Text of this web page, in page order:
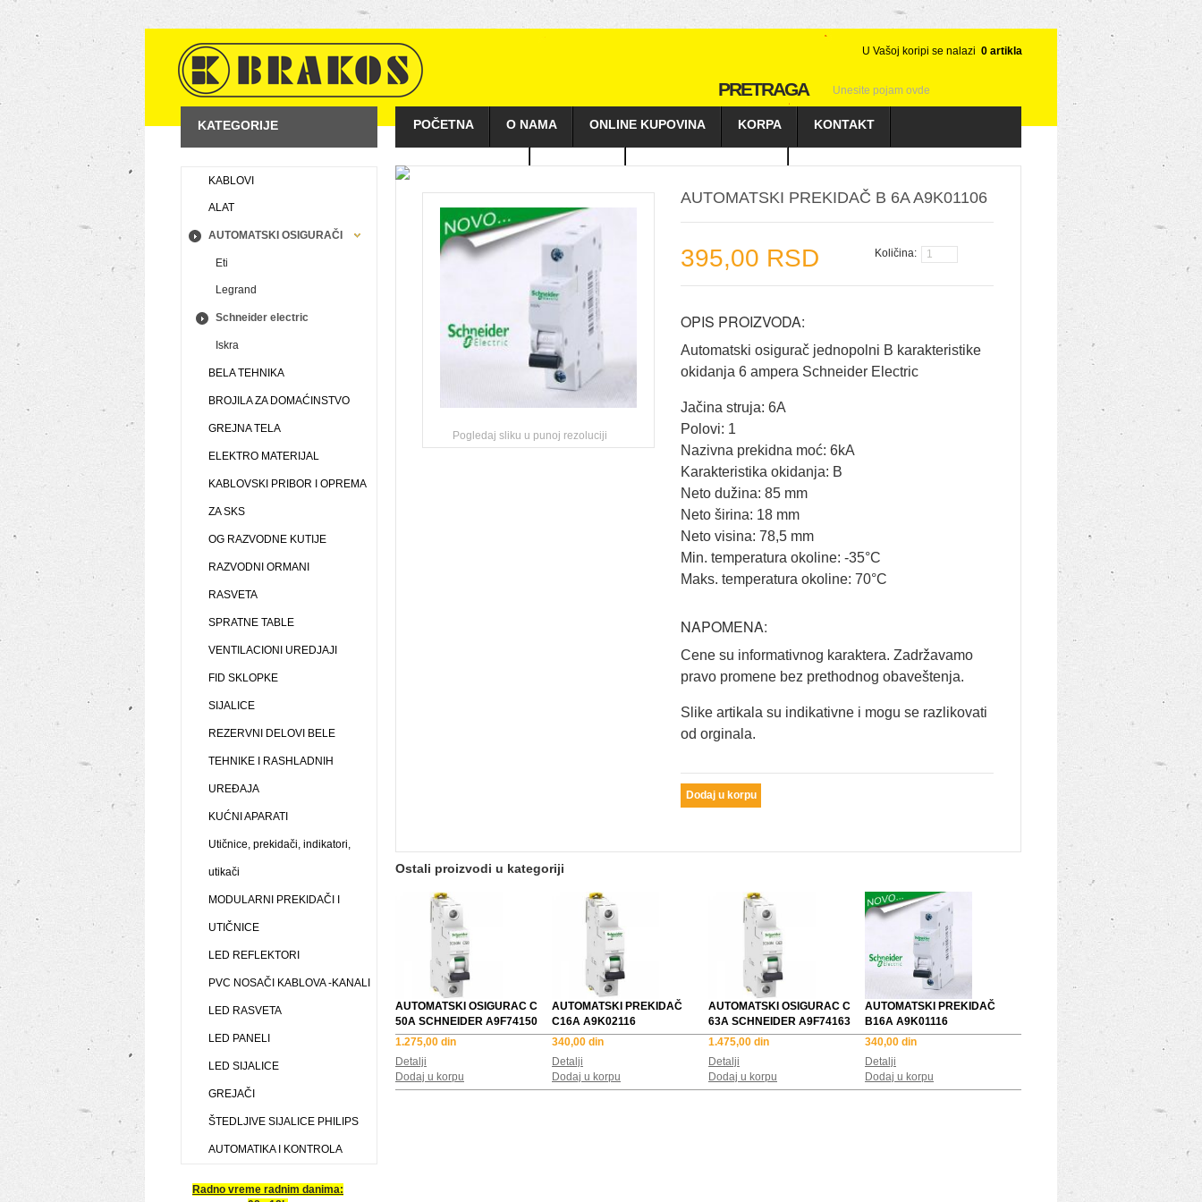
U Vašoj koripi se nalazi 0 artikla
PRETRAGA
POČETNA O NAMA ONLINE KUPOVINA KORPA KONTAKT
KAKO KUPOVATI GALERIJA POSLOVNI PARTNERI
KATEGORIJE
KABLOVI
ALAT
AUTOMATSKI OSIGURAČI
Eti
Legrand
Schneider electric
Iskra
BELA TEHNIKA
BROJILA ZA DOMAĆINSTVO
GREJNA TELA
ELEKTRO MATERIJAL
KABLOVSKI PRIBOR I OPREMA
ZA SKS
OG RAZVODNE KUTIJE
RAZVODNI ORMANI
RASVETA
SPRATNE TABLE
VENTILACIONI UREDJAJI
FID SKLOPKE
SIJALICE
REZERVNI DELOVI BELE
TEHNIKE I RASHLADNIH
UREĐAJA
KUĆNI APARATI
Utičnice, prekidači, indikatori,
utikači
MODULARNI PREKIDAČI I
UTIČNICE
LED REFLEKTORI
PVC NOSAČI KABLOVA -KANALI
LED RASVETA
LED PANELI
LED SIJALICE
GREJAČI
ŠTEDLJIVE SIJALICE PHILIPS
AUTOMATIKA I KONTROLA
Radno vreme radnim danima:
Pogledaj sliku u punoj rezoluciji
AUTOMATSKI PREKIDAČ B 6A A9K01106
Količina:
395,00 RSD
OPIS PROIZVODA:
Automatski osigurač jednopolni B karakteristike
okidanja 6 ampera Schneider Electric
Jačina struja: 6A
Polovi: 1
Nazivna prekidna moć: 6kA
Karakteristika okidanja: B
Neto dužina: 85 mm
Neto širina: 18 mm
Neto visina: 78,5 mm
Min. temperatura okoline: -35°C
Maks. temperatura okoline: 70°C
NAPOMENA:
Cene su informativnog karaktera. Zadržavamo
pravo promene bez prethodnog obaveštenja.
Slike artikala su indikativne i mogu se razlikovati
od orginala.
Ostali proizvodi u kategoriji
AUTOMATSKI OSIGURAC C
50A SCHNEIDER A9F74150
1.275,00 din
Detalji
Dodaj u korpu
AUTOMATSKI PREKIDAČ
C16A A9K02116
340,00 din
Detalji
Dodaj u korpu
AUTOMATSKI OSIGURAC C
63A SCHNEIDER A9F74163
1.475,00 din
Detalji
Dodaj u korpu
AUTOMATSKI PREKIDAČ
B16A A9K01116
340,00 din
Detalji
Dodaj u korpu